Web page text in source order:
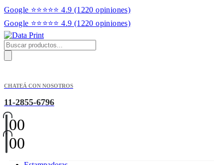
Google ⭐⭐⭐⭐⭐ 4.9 (1220 opiniones)
Google ⭐⭐⭐⭐⭐ 4.9 (1220 opiniones)
Products
search
CHATEÁ CON NOSOTROS
11-2855-6796
00
00